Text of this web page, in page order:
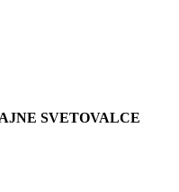
SVETOVALCE